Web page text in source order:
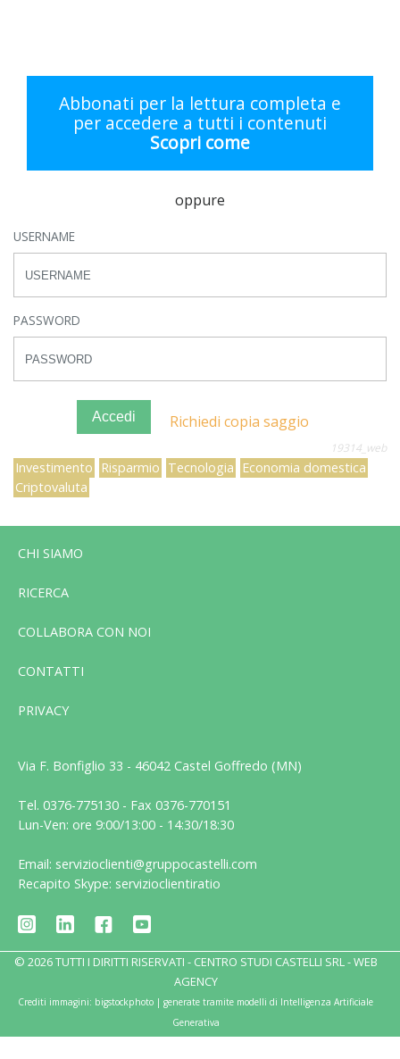
Abbonati per la lettura completa e
per accedere a tutti i contenuti
Scopri come
oppure
USERNAME
PASSWORD
Accedi Richiedi copia saggio
19314_web
Investimento Risparmio Tecnologia Economia domestica
Criptovaluta
CHI SIAMO
RICERCA
COLLABORA CON NOI
CONTATTI
PRIVACY
Via F. Bonfiglio 33 - 46042 Castel Goffredo (MN)
Tel. 0376-775130 - Fax 0376-770151
Lun-Ven: ore 9:00/13:00 - 14:30/18:30
Email: servizioclienti@gruppocastelli.com
Recapito Skype: servizioclientiratio
© 2026 TUTTI I DIRITTI RISERVATI - CENTRO STUDI CASTELLI SRL -WEB
AGENCY
Crediti immagini: bigstockphoto | generate tramite modelli di Intelligenza Artificiale
Generativa